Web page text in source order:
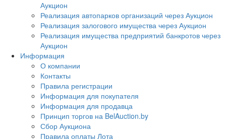
Аукцион
Реализация автопарков организаций через Аукцион
Реализация залогового имущества через Аукцион
Реализация имущества предприятий банкротов через
Аукцион
Информация
О компании
Контакты
Правила регистрации
Информация для покупателя
Информация для продавца
Принцип торгов на BelAuction.by
Сбор Аукциона
Правила оплаты Лота